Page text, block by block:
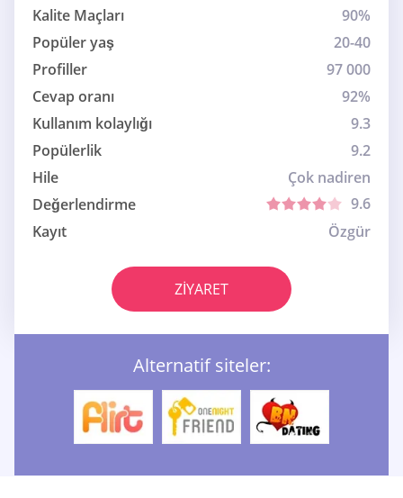
Kalite Maçları
90%
Popüler yaş
20-40
Profiller
97 000
Cevap oranı
92%
Kullanım kolaylığı
9.3
Popülerlik
9.2
Hile
Çok nadiren
Değerlendirme
9.6
Kayıt
Özgür
ZIYARET
Alternatif siteler: